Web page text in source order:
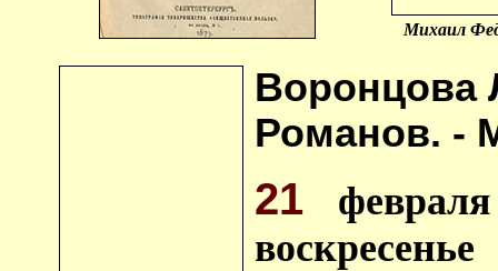
Михаил
Воронцова
Романов. -
21